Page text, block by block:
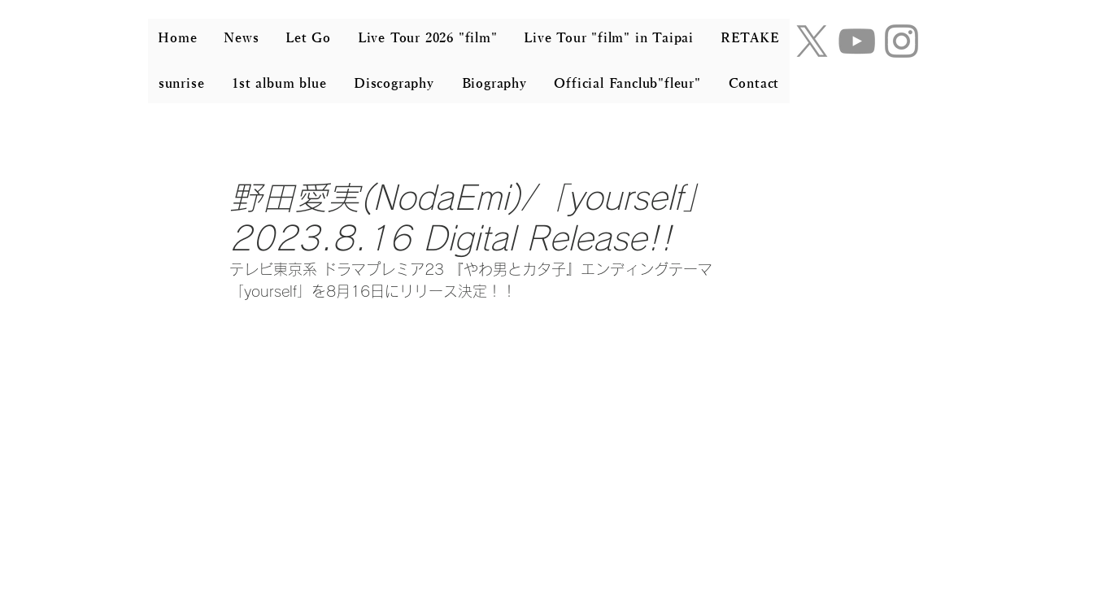
Home News Let Go Live Tour 2026 "film" Live Tour "film" in Taipai RETAKE
sunrise 1st album blue Discography Biography Official Fanclub"fleur" Contact
野田愛実(NodaEmi)/「yourself」
2023.8.16 Digital Release!!
テレビ東京系 ドラマプレミア23 『やわ男とカタ子』エンディングテーマ
「yourself」を8月16日にリリース決定！！